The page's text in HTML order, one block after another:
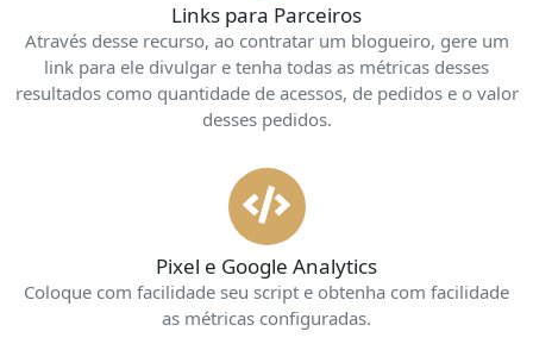
Links para Parceiros
Através desse recurso, ao contratar um blogueiro, gere um
link para ele divulgar e tenha todas as métricas desses
resultados como quantidade de acessos, de pedidos e o valor
desses pedidos.
Pixel e Google Analytics
Coloque com facilidade seu script e obtenha com facilidade
as métricas configuradas.